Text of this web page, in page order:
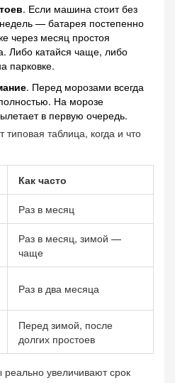
. Если машина стоит без
— батарея постепенно
через месяц простоя
Либо катайся чаще, либо
парковке.
. Перед морозами всегда
На морозе
в первую очередь.
таблица, когда и что
Как часто
Раз в месяц
Раз в месяц, зимой —
чаще
Раз в два месяца
Перед зимой, после
долгих простоев
увеличивают срок